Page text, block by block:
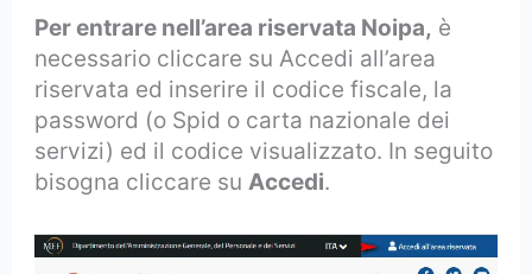
Per entrare nell’area riservata Noipa, è
necessario cliccare su Accedi all’area
riservata ed inserire il codice fiscale, la
password (o Spid o carta nazionale dei
servizi) ed il codice visualizzato. In seguito
bisogna cliccare suAccedi.